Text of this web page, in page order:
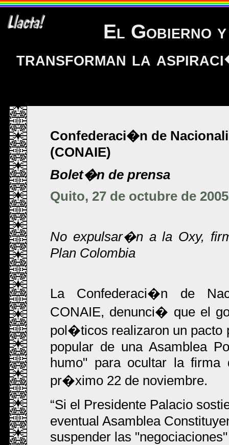
El Gobierno
transforman la
Confederaci�n de
(CONAIE)
Bolet�n de prensa
Quito, 27 de octubre de 2005
No expulsar�n a la Oxy,
Plan Colombia
La Confederaci�n de
CONAIE, denunci� que el
pol�ticos realizaron un
popular de una Asamblea
humo" para ocultar la
pr�ximo 22 de noviembre.
Si el Presidente Palacio
eventual Asamblea
suspender las